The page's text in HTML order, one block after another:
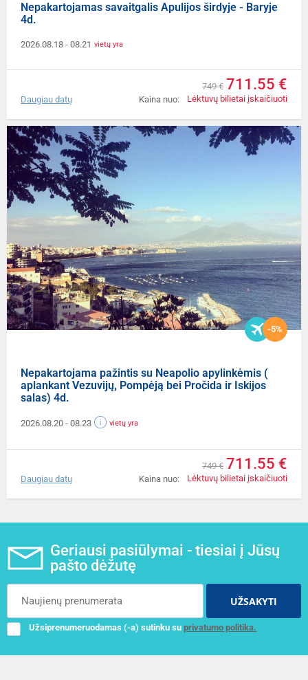
Nepakartojamas savaitgalis Apulijos širdyje - Baryje
4d.
2026.08.18 - 08.21 vietų yra
Kaina nuo:
749 € 711.55 €
Lėktuvų bilietai įskaičiuoti
Daugiau datų
-5%
Nepakartojama pažintis su Neapolio apylinkėmis (
aplankant Vezuvijų, Pompėją bei Pročida ir Iskijos
salas) 4d.
2026.08.20 - 08.23 vietų yra
Kaina nuo:
749 € 711.55 €
Lėktuvų bilietai įskaičiuoti
Daugiau datų
Geriausi pasiūlymai - tiesiai į Jūsų
pašto dėžutę
UŽSAKYTI
Užsiprenumeruodamas (-a) sutinku su privatumo politika.